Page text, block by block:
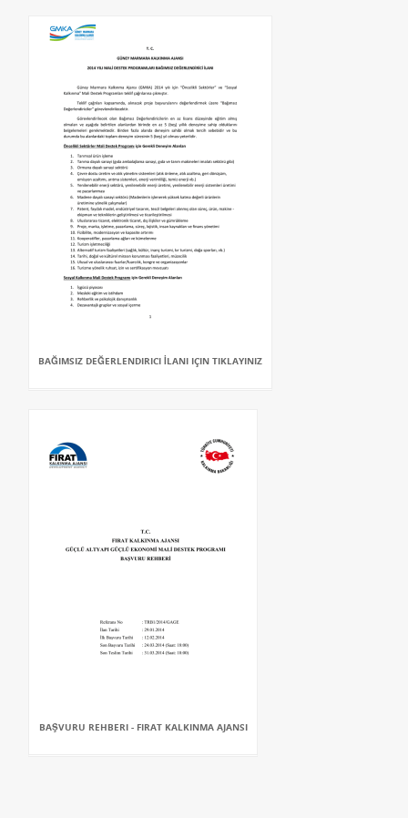
BAĞIMSIZ DEĞERLENDIRICI İLANI IÇIN TIKLAYINIZ
BAŞVURU REHBERI - FIRAT KALKINMA AJANSI